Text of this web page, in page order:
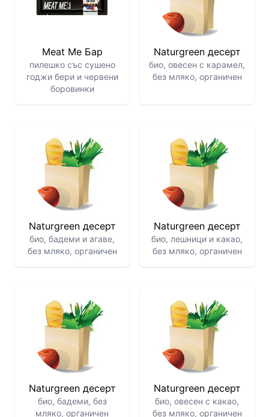
Meat Me Бар
пилешко със сушено
годжи бери и червени
боровинки
Naturgreen десерт
био, овесен с карамел,
без мляко, органичен
Naturgreen десерт
био, бадеми и агаве,
без мляко, органичен
Naturgreen десерт
био, лешници и какао,
без мляко, органичен
Naturgreen десерт
био, бадеми, без
мляко, органичен
Naturgreen десерт
био, овесен с какао,
без мляко, органичен